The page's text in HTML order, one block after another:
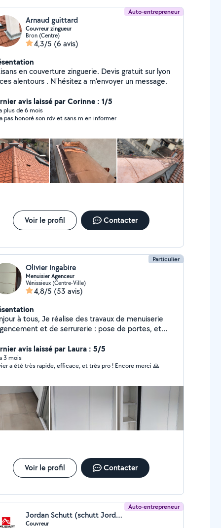
Auto-entrepreneur
Arnaud guittard
Couvreur zingueur
Bron (Centre)
4,3/5 (6 avis)
en couverture zinguerie. Devis gratuit sur lyon
alentours . N'hésitez a m'envoyer un message.
avis laissé par Corinne : 1/5
plus de 6 mois
pas honoré son rdv et sans m en informer
Voir le profil Contacter
Particulier
Olivier Ingabire
Menuisier Agenceur
Vénissieux (Centre-Ville)
4,8/5 (53 avis)
Je réalise des travaux de menuiserie
et de serrurerie : pose de portes, et
travaux d'aménagement intérieur. Fort de plus
ans d'expérience dans le métier, je suis titulaire
Bac Professionnel obtenu au Lycée Georges
également très bricoleur et passionné par mon
avis laissé par Laura : 5/5
3 mois
a été très rapide, efficace, et très pro ! Encore merci 🙏​
Voir le profil Contacter
Auto-entrepreneur
Jordan Schutt (schutt Jordan)
Couvreur